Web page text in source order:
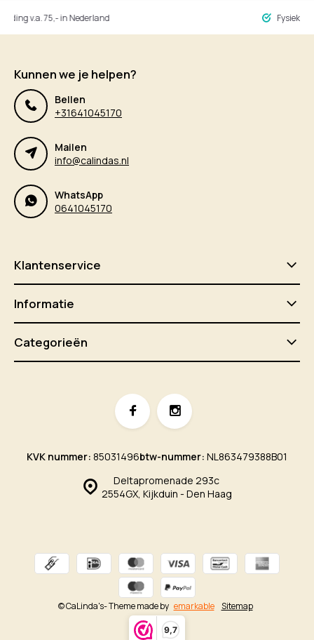
9,7
v.a. 75,- in Nederland Fysieke
Kunnen we je helpen?
Bellen
+31641045170
Mailen
info@calindas.nl
WhatsApp
0641045170
Klantenservice
Informatie
Categorieën
Deltapromenade 293c
2554GX, Kijkduin - Den Haag
KVK nummer: 85031496btw-nummer: NL863479388B01
© CaLinda's- Theme made by emarkable Sitemap